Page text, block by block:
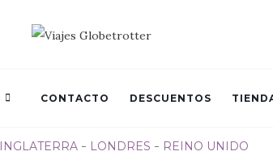
CONTACTO DESCUENTOS
INGLATERRA LONDRES REINO UNIDO